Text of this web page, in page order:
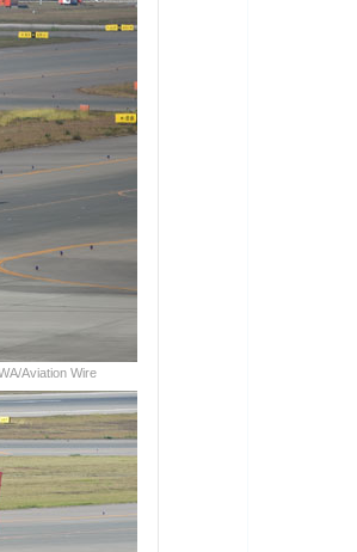
Aviation Wire